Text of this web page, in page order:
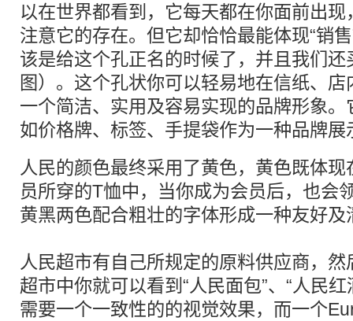
以在世界都看到，它每天都在你面前出
注意它的存在。但它却恰恰最能体现“销
该是给这个孔正名的时候了，并且我们
图）。这个孔状你可以轻易地在信纸、
一个简洁、实用及容易实现的品牌形象
如价格牌、标签、手提袋作为一种品牌展
人民的颜色最终采用了黄色，黄色既体
员所穿的T恤中，当你成为会员后，也会
黄黑两色配合粗壮的字体形成一种友好
人民超市有自己所规定的原料供应商，
超市中你就可以看到“人民面包”、“人民
需要一个一致性的的视觉效果，而一个